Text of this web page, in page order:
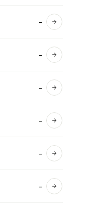
- Ver
- Ver
- Ver
- Ver
- Ver
- Ver